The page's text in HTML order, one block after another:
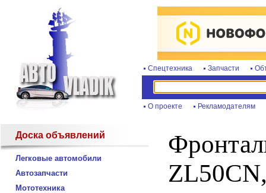
Спецтехника Запчасти
О проекте Рекламодателям
Доска объявлений
Легковые автомобили
Автозапчасти
Мототехника